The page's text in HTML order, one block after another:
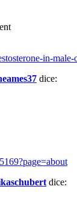
in-
dice:
dice: